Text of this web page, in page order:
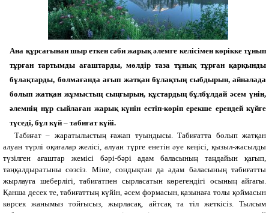
Ана құрсағынан шыр еткен сәби жарық әлемге келісімен көрікке тұнып
тұрған тартымды ағаштарды, мөлдір таза тұнық тұрған қарқынды
бұлақтарды, болмағанда ағып жатқан бұлақтың сыбдырын, айналада
болып жатқан жұмыстың сыңғырын, құстардың бұлбұлдай әсем үнін,
әлемнің нұр сыйлаған жарық күнін естіп-көріп ерекше ерендей күйге
түседі, бұл күй – табиғат күйі.
Табиғат – жаратылыстың ғажап туындысы. Табиғатта болып жатқан
алуан түрлі оқиғалар желісі, алуан түрге енетін әуе кеңісі, қызыл-жасылды
түзілген ағаштар жемісі бәрі-бәрі адам баласының таңдайын қағып,
таңқалдыратыны сөзсіз. Міне, сондықтан да адам баласының табиғатты
жырлауға шеберлігі, табиғатпен сырласатын көрегендігі осының айғағы.
Қанша десек те, табиғаттың күйін, әсем формасын, қазынаға толы қоймасын
көрсек жанымыз тойғысыз, жырласақ, айтсақ та тіл жеткісіз. Тылсым